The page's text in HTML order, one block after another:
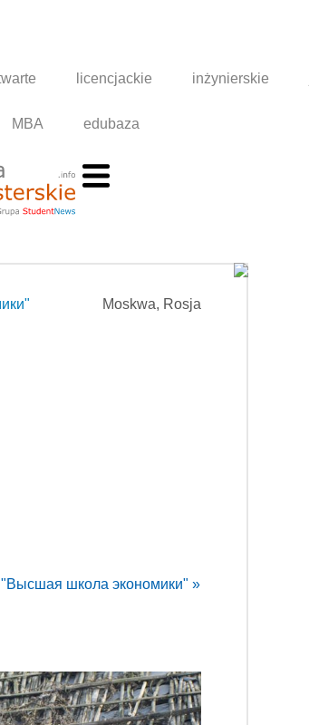
licencjackie inżynierskie
MBA edubaza
Moskwa, Rosja
"Высшая школа экономики" »